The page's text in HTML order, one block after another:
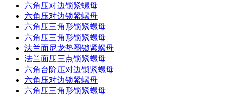
六角压对边锁紧螺母
六角压对边锁紧螺母
六角压三角形锁紧螺母
六角压三角形锁紧螺母
法兰面尼龙垫圈锁紧螺母
法兰面压三点锁紧螺母
六角台阶压对边锁紧螺母
六角压对边锁紧螺母
六角压三角形锁紧螺母